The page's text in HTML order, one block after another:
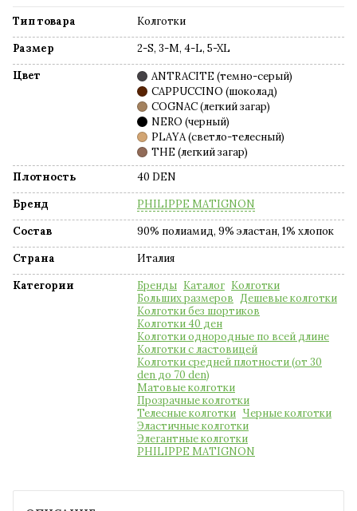
Тип товара
Колготки
Размер
2-S, 3-M, 4-L, 5-XL
Цвет
ANTRACITE (темно-серый)
CAPPUCCINO (шоколад)
COGNAC (легкий загар)
NERO (черный)
PLAYA (светло-телесный)
THE (легкий загар)
Плотность
40 DEN
Бренд
PHILIPPE MATIGNON
Состав
90% полиамид, 9% эластан, 1% хлопок
Страна
Италия
Категории
Бренды Каталог Колготки
Больших размеров Дешевые колготки
Колготки без шортиков
Колготки 40 ден
Колготки однородные по всей длине
Колготки с ластовицей
Колготки средней плотности (от 30
den до 70 den)
Матовые колготки
Прозрачные колготки
Телесные колготки Черные колготки
Эластичные колготки
Элегантные колготки
PHILIPPE MATIGNON